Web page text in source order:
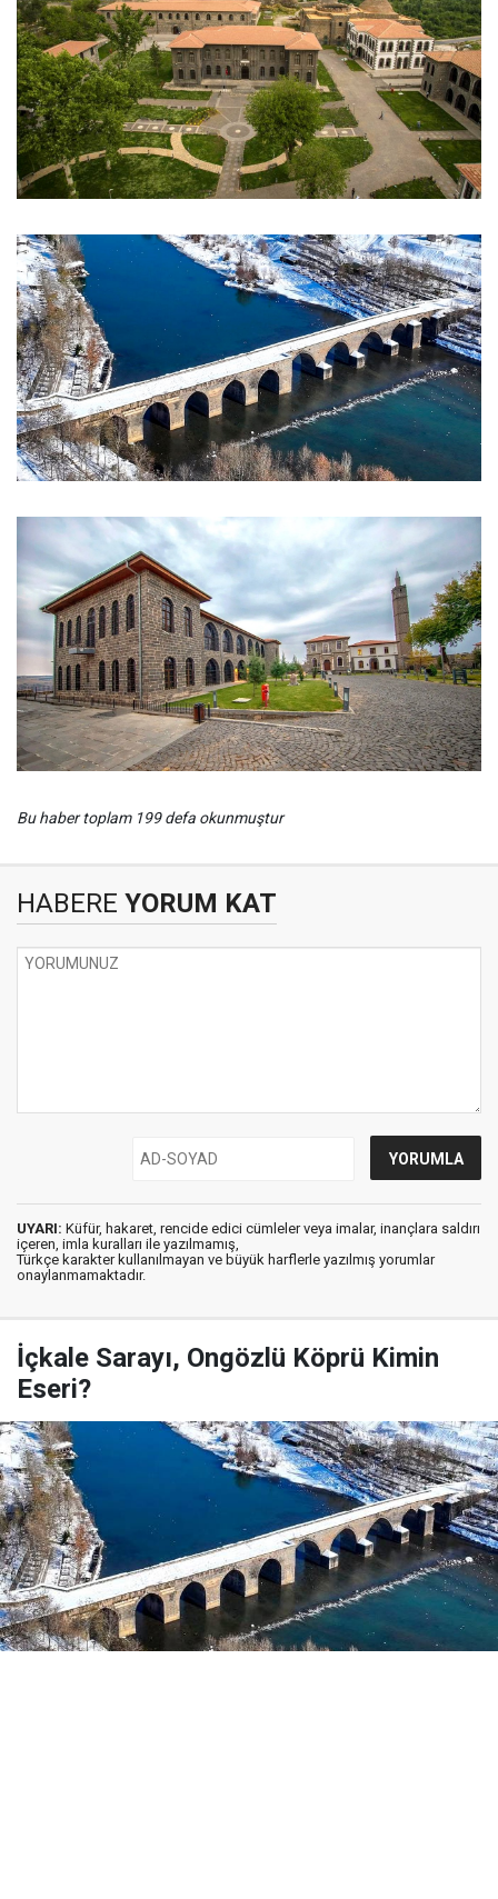
Bu haber toplam 199 defa okunmuştur
HABERE YORUM KAT
UYARI: Küfür, hakaret, rencide edici cümleler veya imalar, inançlara saldırı
içeren, imla kuralları ile yazılmamış,
Türkçe karakter kullanılmayan ve büyük harflerle yazılmış yorumlar
onaylanmamaktadır.
İçkale Sarayı, Ongözlü Köprü Kimin
Eseri?